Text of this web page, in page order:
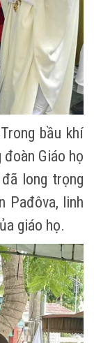
bầu khí
Giáo họ
long trọng
Pađôva, linh
giáo họ.